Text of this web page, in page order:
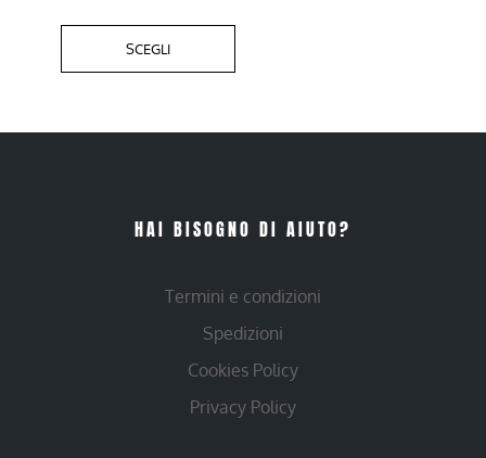
SCEGLI
HAI BISOGNO DI AIUTO?
Termini e condizioni
Spedizioni
Cookies Policy
Privacy Policy